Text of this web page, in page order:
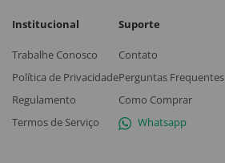
Institucional
Trabalhe Conosco
Política de Privacidade
Regulamento
Termos de Serviço
Suporte
Contato
Perguntas Frequentes
Como Comprar
Whatsapp